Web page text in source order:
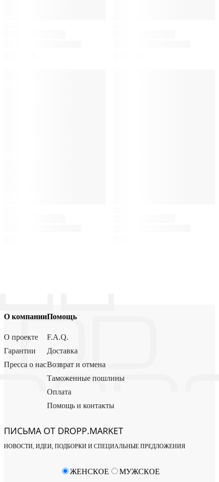
О компании
О проекте
Гарантии
Пресса о нас
Помощь
F.A.Q.
Доставка
Возврат и отмена
Таможенные пошлины
Оплата
Помощь и контакты
ПИСЬМА ОТ DROPP.MARKET
НОВОСТИ, ИДЕИ, ПОДБОРКИ И СПЕЦИАЛЬНЫЕ ПРЕДЛОЖЕНИЯ
ЖЕНСКОЕ МУЖСКОЕ